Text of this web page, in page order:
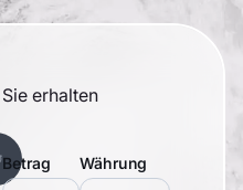
Sie erhalten
Betrag Währung